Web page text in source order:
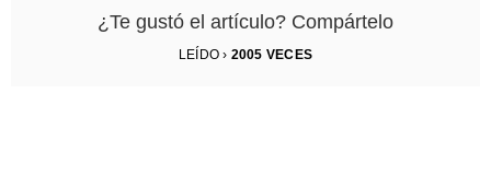
¿Te gustó el artículo? Compártelo
LEÍDO › 2005 VECES